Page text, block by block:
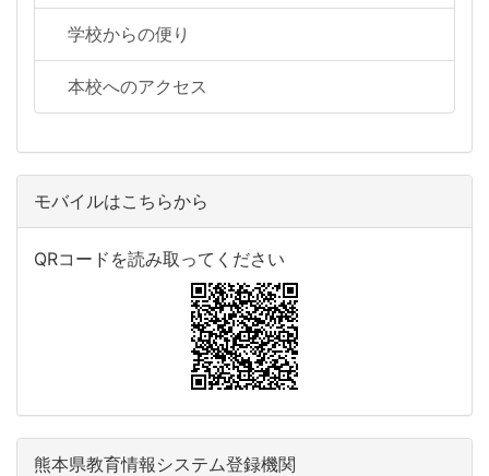
学校からの便り
本校へのアクセス
モバイルはこちらから
QRコードを読み取ってください
熊本県教育情報システム登録機関